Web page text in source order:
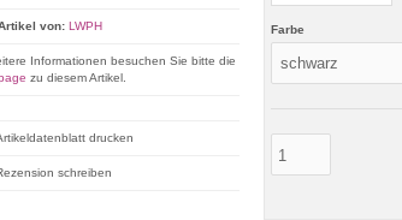
Farbe
von: LWPH
Informationen besuchen Sie bitte die
zu diesem Artikel.
drucken
schreiben